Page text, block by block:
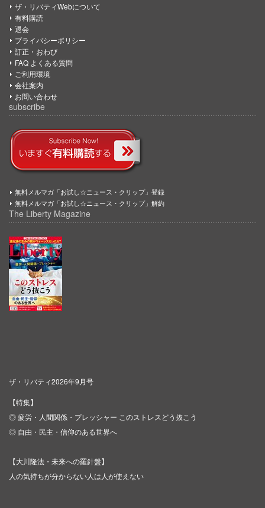
ザ・リバティWebについて
有料購読
退会
プライバシーポリシー
訂正・おわび
FAQ よくある質問
ご利用環境
会社案内
お問い合わせ
subscribe
無料メルマガ「お試し☆ニュース・クリップ」登録
無料メルマガ「お試し☆ニュース・クリップ」解約
The Liberty Magazine
ザ・リバティ2026年9月号
【特集】
◎ 疲労・人間関係・プレッシャー このストレスどう抜こう
◎ 自由・民主・信仰のある世界へ
【大川隆法・未来への羅針盤】
人の気持ちが分からない人は人が使えない